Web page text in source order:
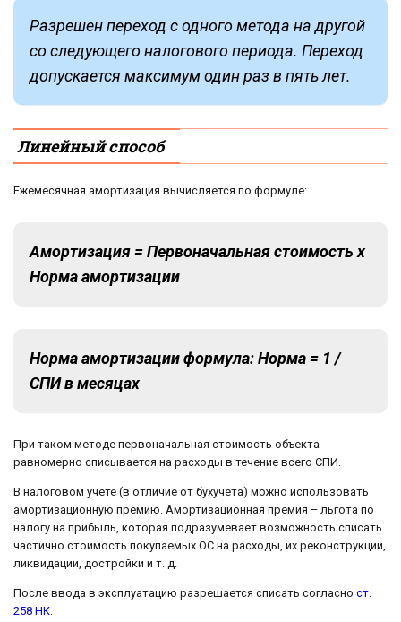
Разрешен переход с одного метода на другой
со следующего налогового периода. Переход
допускается максимум один раз в пять лет.
Линейный способ
Ежемесячная амортизация вычисляется по формуле:
Амортизация = Первоначальная стоимость х
Норма амортизации
Норма амортизации формула: Норма = 1 /
СПИ в месяцах
При таком методе первоначальная стоимость объекта
равномерно списывается на расходы в течение всего СПИ.
В налоговом учете (в отличие от бухучета) можно использовать
амортизационную премию. Амортизационная премия – льгота по
налогу на прибыль, которая подразумевает возможность списать
частично стоимость покупаемых ОС на расходы, их реконструкции,
ликвидации, достройки и т. д.
После ввода в эксплуатацию разрешается списать согласно ст.
258 НК: